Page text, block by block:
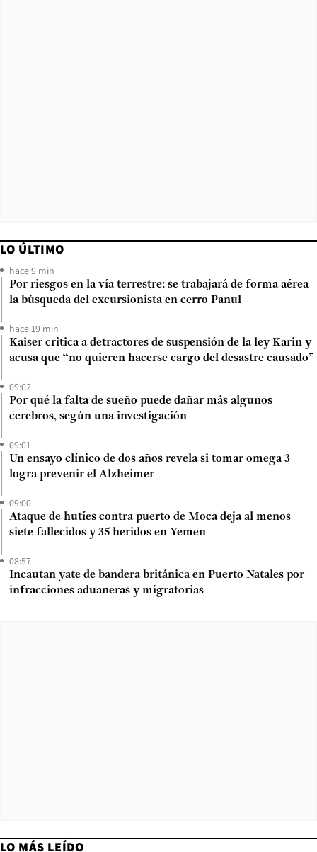
LO ÚLTIMO
hace 9 min
Por riesgos en la vía terrestre: se trabajará de forma aérea
la búsqueda del excursionista en cerro Panul
hace 19 min
Kaiser critica a detractores de suspensión de la ley Karin y
acusa que “no quieren hacerse cargo del desastre causado”
09:02
Por qué la falta de sueño puede dañar más algunos
cerebros, según una investigación
09:01
Un ensayo clínico de dos años revela si tomar omega 3
logra prevenir el Alzheimer
09:00
Ataque de hutíes contra puerto de Moca deja al menos
siete fallecidos y 35 heridos en Yemen
08:57
Incautan yate de bandera británica en Puerto Natales por
infracciones aduaneras y migratorias
LO MÁS LEÍDO